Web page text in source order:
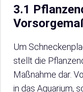
3.1
Um
stellt die
Maßnahme dar.
in das Aquarium,